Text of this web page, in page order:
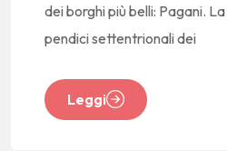
dei borghi più belli: Pagani.
pendici settentrionali dei
Leggi